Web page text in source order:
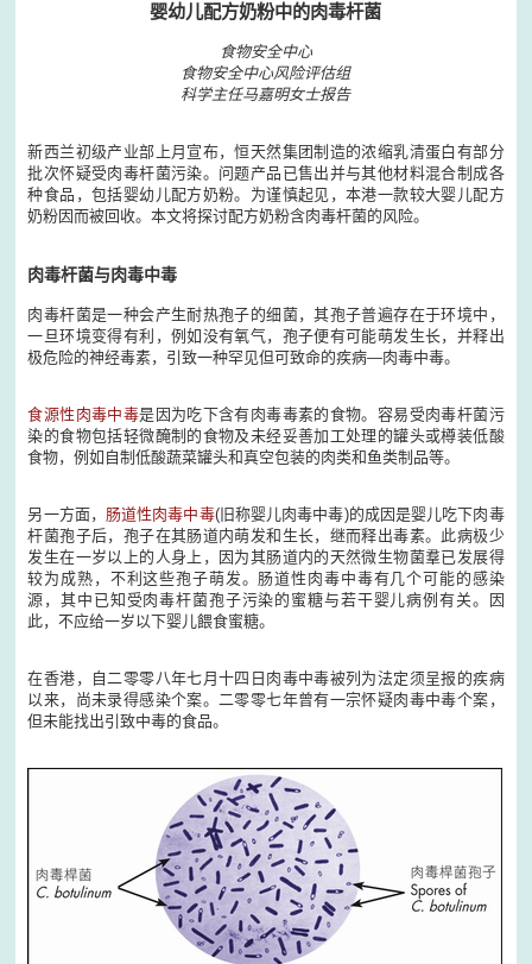
婴幼儿配方奶粉中的肉毒杆菌
食物安全中心
食物安全中心风险评估组
科学主任马嘉明女士报告
新西兰初级产业部上月宣布，恒天然集团制造的浓缩乳清蛋白有部分
批次怀疑受肉毒杆菌污染。问题产品已售出并与其他材料混合制成各
种食品，包括婴幼儿配方奶粉。为谨慎起见，本港一款较大婴儿配方
奶粉因而被回收。本文将探讨配方奶粉含肉毒杆菌的风险。
肉毒杆菌与肉毒中毒
肉毒杆菌是一种会产生耐热孢子的细菌，其孢子普遍存在于环境中，
一旦环境变得有利，例如没有氧气，孢子便有可能萌发生长，并释出
极危险的神经毒素，引致一种罕见但可致命的疾病―肉毒中毒。
食源性肉毒中毒是因为吃下含有肉毒毒素的食物。容易受肉毒杆菌污
染的食物包括轻微醃制的食物及未经妥善加工处理的罐头或樽装低酸
食物，例如自制低酸蔬菜罐头和真空包装的肉类和鱼类制品等。
另一方面， 肠道性肉毒中毒(旧称婴儿肉毒中毒)的成因是婴儿吃下肉毒
杆菌孢子后，孢子在其肠道内萌发和生长，继而释出毒素。此病极少
发生在一岁以上的人身上，因为其肠道内的天然微生物菌羣已发展得
较为成熟，不利这些孢子萌发。肠道性肉毒中毒有几个可能的感染
源，其中已知受肉毒杆菌孢子污染的蜜糖与若干婴儿病例有关。因
此，不应给一岁以下婴儿餵食蜜糖。
在香港，自二零零八年七月十四日肉毒中毒被列为法定须呈报的疾病
以来，尚未录得感染个案。二零零七年曾有一宗怀疑肉毒中毒个案，
但未能找出引致中毒的食品。